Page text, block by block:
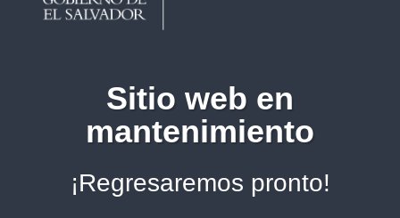
Sitio web en
mantenimiento
¡Regresaremos pronto!